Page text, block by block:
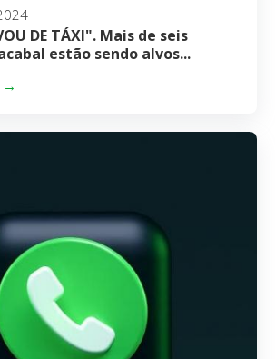
DE TÁXI". Mais de seis
estão sendo alvos...
→